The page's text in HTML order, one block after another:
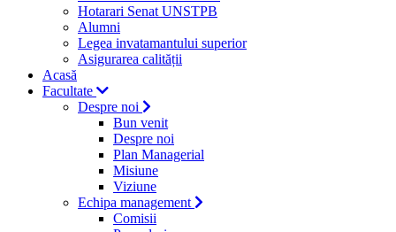
Hotarari Senat UNSTPB
Alumni
Legea invatamantului superior
Asigurarea calității
Acasă
Facultate
Despre noi
Bun venit
Despre noi
Plan Managerial
Misiune
Viziune
Echipa management
Comisii